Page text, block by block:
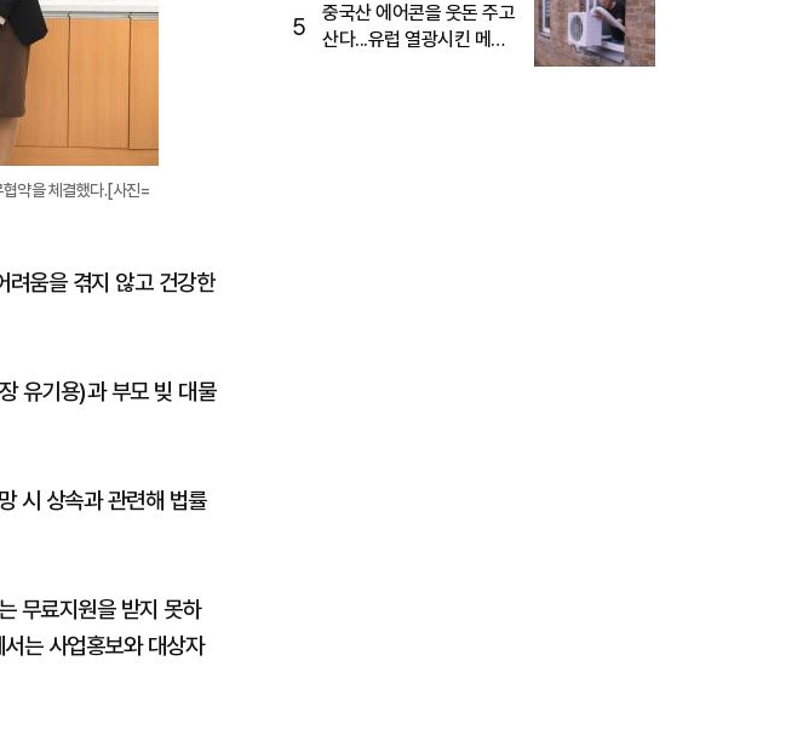
약을 체결했다.[사진=
려움을 겪지 않고 건강한
유기용)과 부모 빚 대물
시 상속과 관련해 법률
무료지원을 받지 못하
는 사업홍보와 대상자
5
중국산 에어콘을 웃돈 주고
산다...유럽 열광시킨 메이